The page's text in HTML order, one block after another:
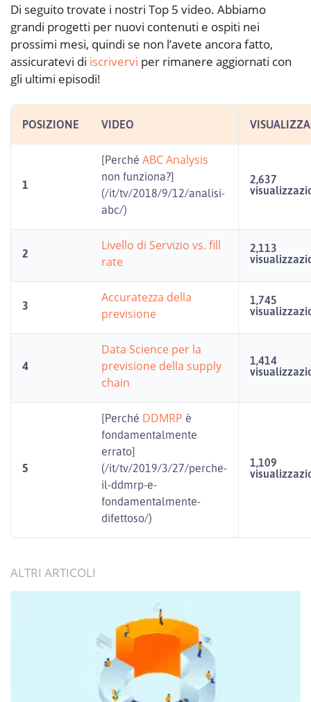
Di seguito trovate i nostri Top 5 video. Abbiamo
grandi progetti per nuovi contenuti e ospiti nei
prossimi mesi, quindi se non l’avete ancora fatto,
assicuratevi di iscrivervi per rimanere aggiornati con
gli ultimi episodi!
POSIZIONE VIDEO
1
[Perché ABC Analysis
non funziona?]
(/it/tv/2018/9/12/analisi-
abc/)
2,637
2
Livello di Servizio vs. fill
rate
2,113
3
Accuratezza della
previsione
1,745
4
Data Science per la
previsione della supply
chain
1,414
5
[Perché DDMRP è
fondamentalmente
errato]
(/it/tv/2019/3/27/perche-
il-ddmrp-e-
fondamentalmente-
difettoso/)
1,109
ALTRI ARTICOLI